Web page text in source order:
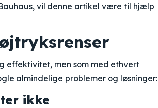
vil denne artikel være til hjælp
effektivitet, men som med ethvert
almindelige problemer og løsninger:
ikke